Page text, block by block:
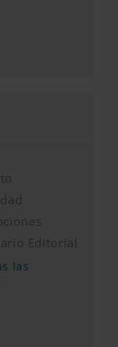
Editorial
las